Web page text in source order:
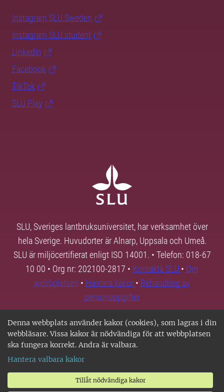
Denna webbplats använder kakor (cookies), som lagras i din
webbläsare. Vissa kakor är nödvändiga för att webbplatsen
ska fungera korrekt. Andra är valbara.
Hantera valbara kakor
Tillåt nödvändiga kakor
Instagram SLU.Sweden
Instagram SLU.student
LinkedIn
Facebook
TikTok
SLU Play
SLU, Sveriges lantbruksuniversitet, har verksamhet över
hela Sverige. Huvudorter är Alnarp, Uppsala och Umeå.
SLU är miljöcertifierat enligt ISO 14001. • Telefon: 018-67
10 00 • Org nr: 202100-2817 • Kontakta SLU • Om
webbplatsen • Hantera kakor • Behandling av
personuppgifter